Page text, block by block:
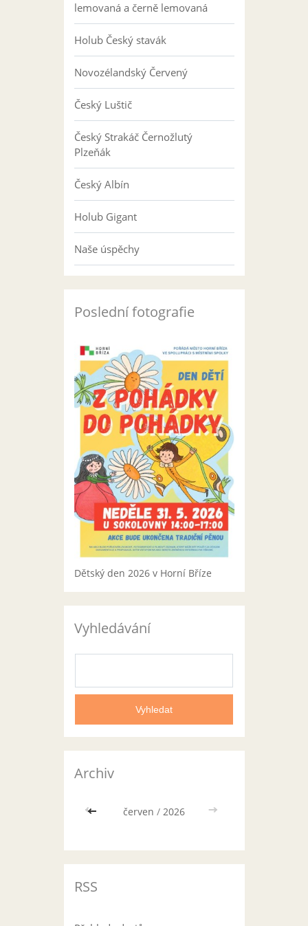
lemovaná a černě lemovaná
Holub Český stavák
Novozélandský Červený
Český Luštič
Český Strakáč Černožlutý
Plzeňák
Český Albín
Holub Gigant
Naše úspěchy
Poslední fotografie
Dětský den 2026 v Horní Bříze
Vyhledávání
Archiv
<< červen / 2026 >>
RSS